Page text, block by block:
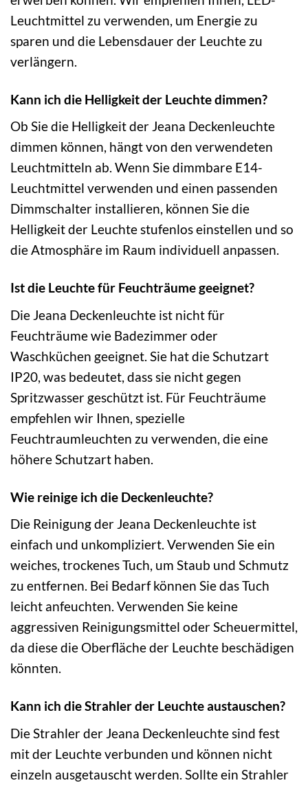
Leuchtmittel zu verwenden, um Energie zu
sparen und die Lebensdauer der Leuchte zu
verlängern.
Kann ich die Helligkeit der Leuchte dimmen?
Ob Sie die Helligkeit der Jeana Deckenleuchte
dimmen können, hängt von den verwendeten
Leuchtmitteln ab. Wenn Sie dimmbare E14-
Leuchtmittel verwenden und einen passenden
Dimmschalter installieren, können Sie die
Helligkeit der Leuchte stufenlos einstellen und so
die Atmosphäre im Raum individuell anpassen.
Ist die Leuchte für Feuchträume geeignet?
Die Jeana Deckenleuchte ist nicht für
Feuchträume wie Badezimmer oder
Waschküchen geeignet. Sie hat die Schutzart
IP20, was bedeutet, dass sie nicht gegen
Spritzwasser geschützt ist. Für Feuchträume
empfehlen wir Ihnen, spezielle
Feuchtraumleuchten zu verwenden, die eine
höhere Schutzart haben.
Wie reinige ich die Deckenleuchte?
Die Reinigung der Jeana Deckenleuchte ist
einfach und unkompliziert. Verwenden Sie ein
weiches, trockenes Tuch, um Staub und Schmutz
zu entfernen. Bei Bedarf können Sie das Tuch
leicht anfeuchten. Verwenden Sie keine
aggressiven Reinigungsmittel oder Scheuermittel,
da diese die Oberfläche der Leuchte beschädigen
könnten.
Kann ich die Strahler der Leuchte austauschen?
Die Strahler der Jeana Deckenleuchte sind fest
mit der Leuchte verbunden und können nicht
einzeln ausgetauscht werden. Sollte ein Strahler